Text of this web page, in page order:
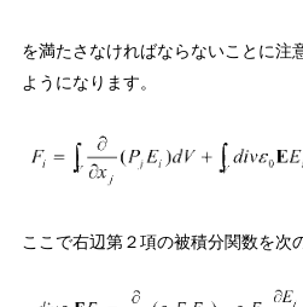
を満たさなければならないことに注
ようになります。
ここで右辺第２項の被積分関数を次